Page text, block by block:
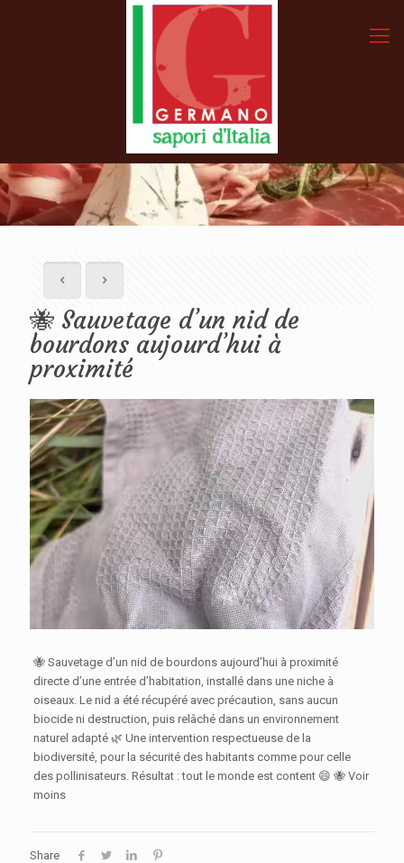
🐝 Sauvetage d’un nid de
bourdons aujourd’hui à
proximité
🐝 Sauvetage d’un nid de bourdons aujourd’hui à proximité
directe d’une entrée d’habitation, installé dans une niche à
oiseaux. Le nid a été récupéré avec précaution, sans aucun
biocide ni destruction, puis relâché dans un environnement
naturel adapté 🌿 Une intervention respectueuse de la
biodiversité, pour la sécurité des habitants comme pour celle
des pollinisateurs. Résultat : tout le monde est content 😄 🐝 Voir
moins
Share